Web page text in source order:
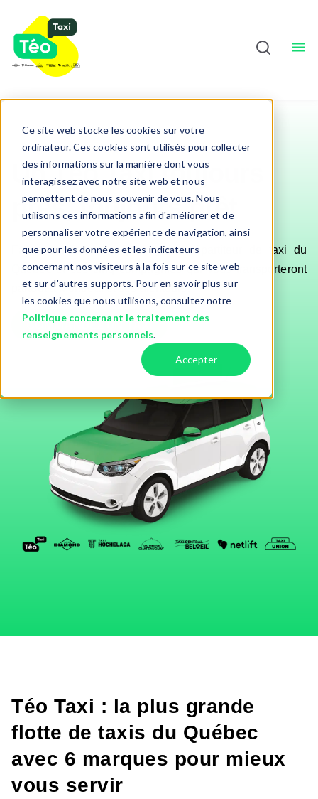
Ce site web stocke les cookies sur votre
ordinateur. Ces cookies sont utilisés pour collecter
des informations sur la manière dont vous
interagissez avec notre site web et nous
permettent de nous souvenir de vous. Nous
utilisons ces informations afin d'améliorer et de
personnaliser votre expérience de navigation, ainsi
que pour les données et les indicateurs
concernant nos visiteurs à la fois sur ce site web
et sur d'autres supports. Pour en savoir plus sur
les cookies que nous utilisons, consultez notre
Politique concernant le traitement des
renseignements personnels.
Accepter
À Propos
Français
Un Téo Taxi toujours
près,toujours prêt
Faites confiance au plus grand répartiteur de taxi du
Québec et ses cinq compagnies qui vous transporteront
partout à Montréal et ses alentours!
COMMANDEZ UN TAXI
Téo Taxi : la plus grande
flotte de taxis du Québec
avec 6 marques pour mieux
vous servir